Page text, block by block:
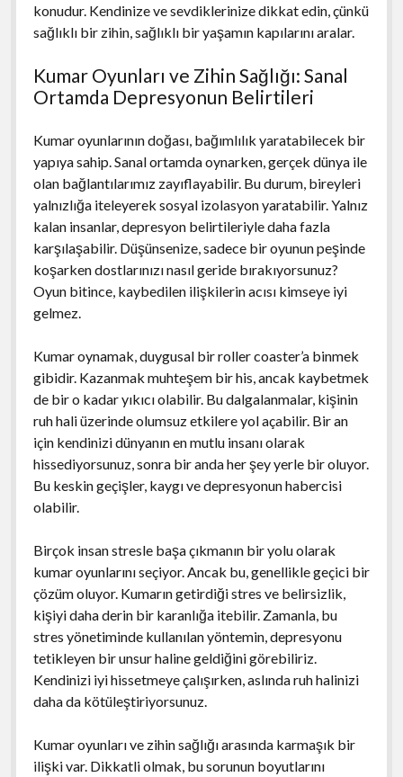
konudur. Kendinize ve sevdiklerinize dikkat edin, çünkü
sağlıklı bir zihin, sağlıklı bir yaşamın kapılarını aralar.
Kumar Oyunları ve Zihin Sağlığı: Sanal
Ortamda Depresyonun Belirtileri
Kumar oyunlarının doğası, bağımlılık yaratabilecek bir
yapıya sahip. Sanal ortamda oynarken, gerçek dünya ile
olan bağlantılarımız zayıflayabilir. Bu durum, bireyleri
yalnızlığa iteleyerek sosyal izolasyon yaratabilir. Yalnız
kalan insanlar, depresyon belirtileriyle daha fazla
karşılaşabilir. Düşünsenize, sadece bir oyunun peşinde
koşarken dostlarınızı nasıl geride bırakıyorsunuz?
Oyun bitince, kaybedilen ilişkilerin acısı kimseye iyi
gelmez.
Kumar oynamak, duygusal bir roller coaster’a binmek
gibidir. Kazanmak muhteşem bir his, ancak kaybetmek
de bir o kadar yıkıcı olabilir. Bu dalgalanmalar, kişinin
ruh hali üzerinde olumsuz etkilere yol açabilir. Bir an
için kendinizi dünyanın en mutlu insanı olarak
hissediyorsunuz, sonra bir anda her şey yerle bir oluyor.
Bu keskin geçişler, kaygı ve depresyonun habercisi
olabilir.
Birçok insan stresle başa çıkmanın bir yolu olarak
kumar oyunlarını seçiyor. Ancak bu, genellikle geçici bir
çözüm oluyor. Kumarın getirdiği stres ve belirsizlik,
kişiyi daha derin bir karanlığa itebilir. Zamanla, bu
stres yönetiminde kullanılan yöntemin, depresyonu
tetikleyen bir unsur haline geldiğini görebiliriz.
Kendinizi iyi hissetmeye çalışırken, aslında ruh halinizi
daha da kötüleştiriyorsunuz.
Kumar oyunları ve zihin sağlığı arasında karmaşık bir
ilişki var. Dikkatli olmak, bu sorunun boyutlarını